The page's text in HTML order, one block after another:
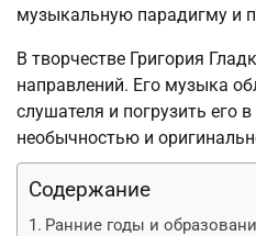
музыкальную парадигму и
В творчестве Григория
направлений. Его музыка
слушателя и погрузить его
необычностью и
Содержание
Ранние годы и